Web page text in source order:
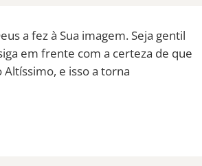
a fez à Sua imagem. Seja gentil
em frente com a certeza de que
e isso a torna